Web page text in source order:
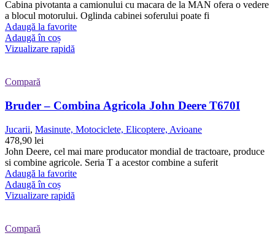
Cabina pivotanta a camionului cu macara de la MAN ofera o vedere
a blocul motorului. Oglinda cabinei soferului poate fi
Adaugă la favorite
Adaugă în coș
Vizualizare rapidă
Compară
Bruder – Combina Agricola John Deere T670I
Jucarii, Masinute, Motociclete, Elicoptere, Avioane
478,90 lei
John Deere, cel mai mare producator mondial de tractoare, produce
si combine agricole. Seria T a acestor combine a suferit
Adaugă la favorite
Adaugă în coș
Vizualizare rapidă
Compară